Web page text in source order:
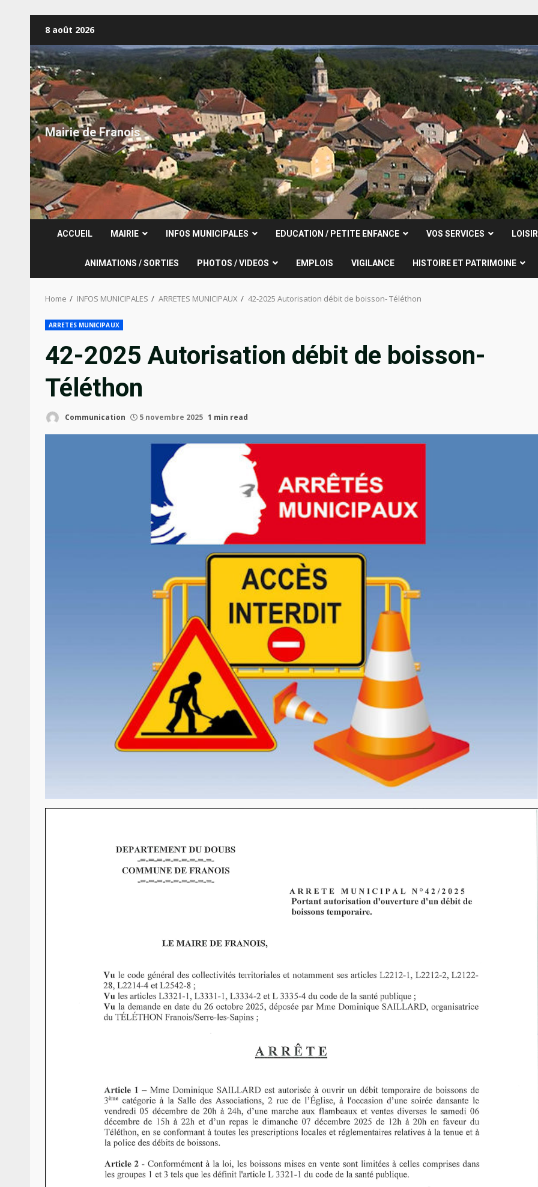
content
8 août 2026
Mairie de Franois
ACCUEIL MAIRIE INFOS MUNICIPALES EDUCATION / PETITE ENFANCE VOS SERVICES
ANIMATIONS / SORTIES PHOTOS / VIDEOS EMPLOIS VIGILANCE HISTOIRE ET PATRIMOINE
Home INFOS MUNICIPALES ARRETES MUNICIPAUX 42-2025 Autorisation débit de boisson- Téléthon
ARRETES MUNICIPAUX
42-2025 Autorisation débit de boisson-
Téléthon
Communication 5 novembre 2025 1 min read